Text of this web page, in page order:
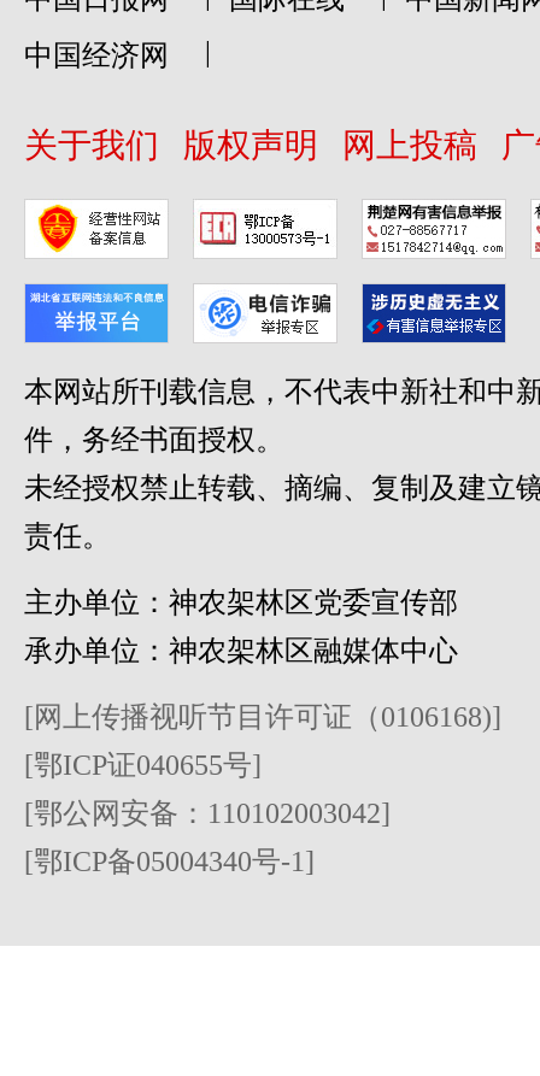
中国经济网
|
关于我们 版权声明 网上投稿
本网站所刊载信息，不代表中新社和中
件，务经书面授权。
未经授权禁止转载、摘编、复制及建立
责任。
主办单位：神农架林区党委宣传部
承办单位：神农架林区融媒体中心
[网上传播视听节目许可证（0106168)]
[鄂ICP证040655号]
[鄂公网安备：110102003042]
[鄂ICP备05004340号-1]